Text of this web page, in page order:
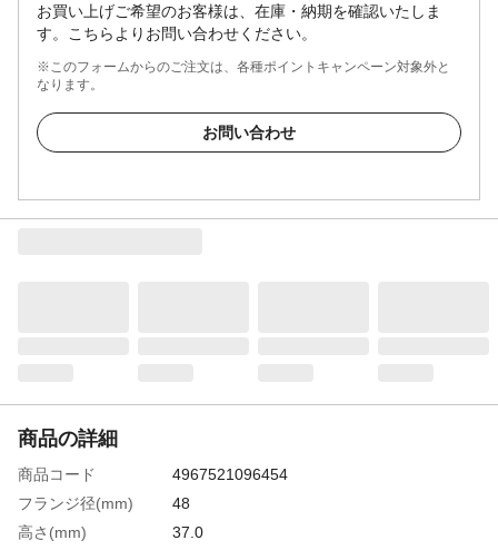
お買い上げご希望のお客様は、在庫・納期を確認いたしま
す。こちらよりお問い合わせください。
※このフォームからのご注文は、各種ポイントキャンペーン対象外と
なります。
お問い合わせ
商品の詳細
商品コード
4967521096454
フランジ径(mm)
48
高さ(mm)
37.0